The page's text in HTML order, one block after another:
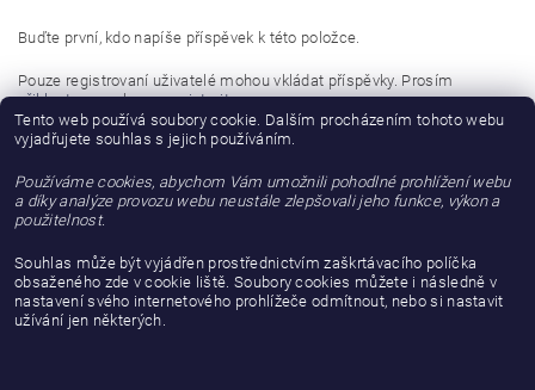
Buďte první, kdo napíše příspěvek k této položce.
Pouze registrovaní uživatelé mohou vkládat příspěvky. Prosím
přihlaste senebo seregistrujte.
Buďte první, kdo napíše příspěvek k této položce.
Přidat hodnocení
Tento web používá soubory cookie. Dalším procházením tohoto webu
vyjadřujete souhlas s jejich používáním.
Používáme cookies, abychom Vám umožnili pohodlné prohlížení webu
a díky analýze provozu webu neustále zlepšovali jeho funkce, výkon a
použitelnost.
Souhlas může být vyjádřen prostřednictvím zaškrtávacího políčka
obsaženého zde v cookie liště. Soubory cookies můžete i následně v
nastavení svého internetového prohlížeče odmítnout, nebo si nastavit
užívání jen některých.